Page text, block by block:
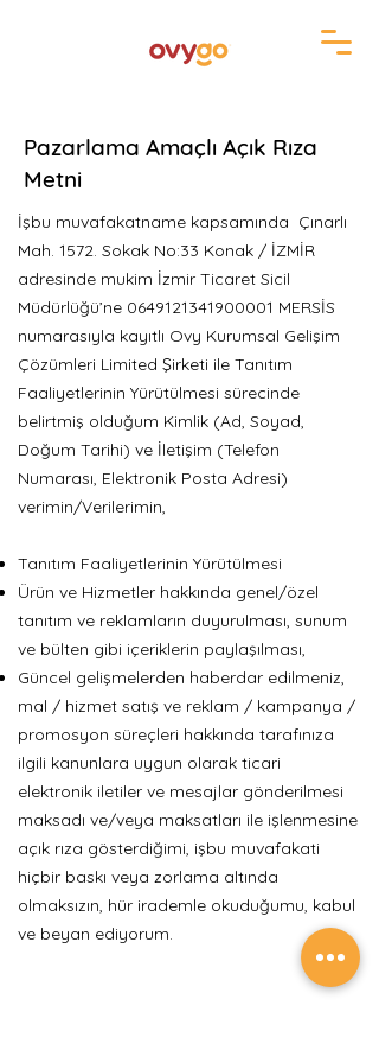
Pazarlama Amaçlı Açık Rıza
Metni
İşbu muvafakatname kapsamında Çınarlı
Mah. 1572. Sokak No:33 Konak / İZMİR
adresinde mukim İzmir Ticaret Sicil
Müdürlüğü’ne 0649121341900001 MERSİS
numarasıyla kayıtlı Ovy Kurumsal Gelişim
Çözümleri Limited Şirketi ile Tanıtım
Faaliyetlerinin Yürütülmesi sürecinde
belirtmiş olduğum Kimlik (Ad, Soyad,
Doğum Tarihi) ve İletişim (Telefon
Numarası, Elektronik Posta Adresi)
verimin/Verilerimin,
Tanıtım Faaliyetlerinin Yürütülmesi
Ürün ve Hizmetler hakkında genel/özel
tanıtım ve reklamların duyurulması, sunum
ve bülten gibi içeriklerin paylaşılması,
Güncel gelişmelerden haberdar edilmeniz,
mal / hizmet satış ve reklam / kampanya /
promosyon süreçleri hakkında tarafınıza
ilgili kanunlara uygun olarak ticari
elektronik iletiler ve mesajlar gönderilmesi
maksadı ve/veya maksatları ile işlenmesine
açık rıza gösterdiğimi, işbu muvafakati
hiçbir baskı veya zorlama altında
olmaksızın, hür irademle okuduğumu, kabul
ve beyan ediyorum.